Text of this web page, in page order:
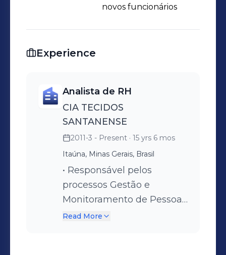
novos funcionários
Experience
Analista de RH
CIA TECIDOS
SANTANENSE
2011-3 - Present · 15 yrs 6 mos
Itaúna, Minas Gerais, Brasil
• Responsável pelos
processos Gestão e
Monitoramento de Pessoas
(Headcount). • Elaboração
Read More